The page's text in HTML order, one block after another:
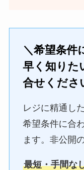
＼希望条件
早く知りた
合せくださ
レジに精通し
希望条件に合
ます。非公開
最短・手間な